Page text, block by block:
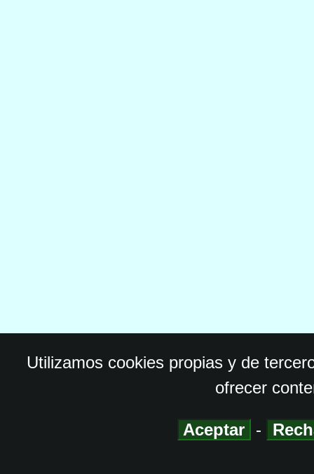
Utilizamos cookies propias y de
ofrecer
Aceptar -